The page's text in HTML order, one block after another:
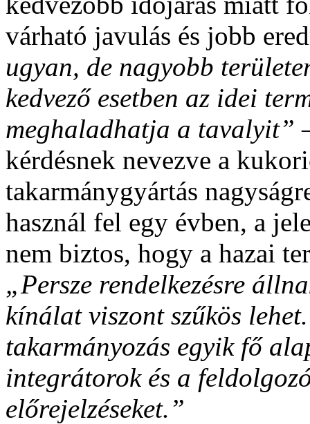
várható javulás és jobb
ugyan, de nagyobb
kedvező esetben az idei
meghaladhatja a tavalyit”
kérdésnek nevezve a
takarmánygyártás
használ fel egy évben, a
nem biztos, hogy a hazai
„Persze rendelkezésre
kínálat viszont szűkös
takarmányozás egyik fő
integrátorok és a
előrejelzéseket.”